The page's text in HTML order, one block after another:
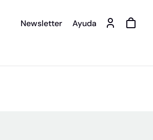
Newsletter Ayuda